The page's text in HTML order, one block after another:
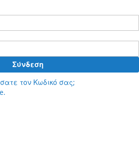
Σύνδεση
τον Κωδικό σας;